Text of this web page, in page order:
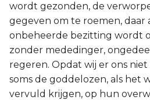
wordt gezonden, de
gegeven om te roemen, daar
onbeheerde bezitting wordt
zonder mededinger,
regeren. Opdat wij er ons
soms de goddelozen, als het
vervuld krijgen, op hun